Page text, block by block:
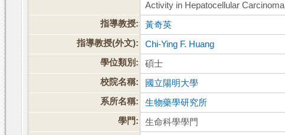
Activity in Hepatocellular Carcinoma
指導教授:
黃奇英
指導教授(外文):
Chi-Ying F. Huang
學位類別:
碩士
校院名稱:
國立陽明大學
系所名稱:
生物藥學研究所
學門:
生命科學學門